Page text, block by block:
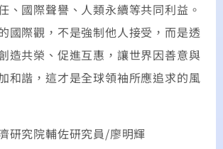
、國際聲譽、人類永續等共同利益。
國際觀，不是強制他人接受，而是透
造共榮、促進互惠，讓世界因善意與
和諧，這才是全球領袖所應追求的風
研究院輔佐研究員/廖明輝